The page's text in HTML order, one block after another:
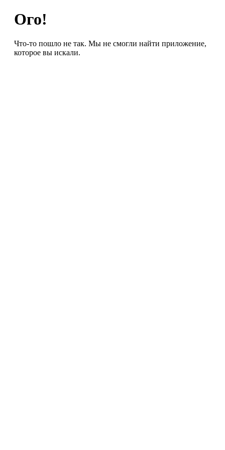
Ого!
Что-то пошло не так. Мы не смогли найти приложение,
которое вы искали.